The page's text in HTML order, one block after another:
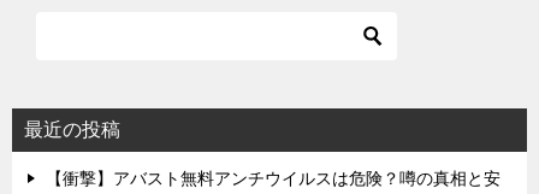
最近の投稿
【衝撃】アバスト無料アンチウイルスは危険？噂の真相と安